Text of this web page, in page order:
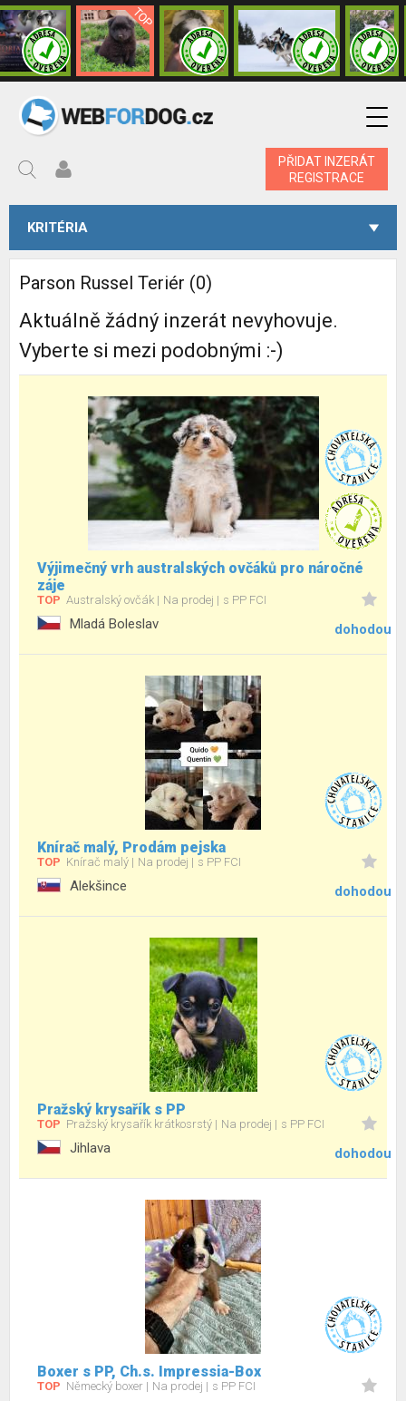
PŘIDAT INZERÁT
REGISTRACE
KRITÉRIA
Parson Russel Teriér (0)
Aktuálně žádný inzerát nevyhovuje.
Vyberte si mezi podobnými :-)
Výjimečný vrh australských ovčáků pro náročné
záje
TOP Australský ovčák Na prodej s PP FCI
Mladá Boleslav dohodou
Knírač malý, Prodám pejska
TOP Knírač malý Na prodej s PP FCI
Alekšince dohodou
Pražský krysařík s PP
TOP Pražský krysařík krátkosrstý Na prodej s PP FCI
Jihlava dohodou
Boxer s PP, Ch.s. Impressia-Box
TOP Německý boxer Na prodej s PP FCI